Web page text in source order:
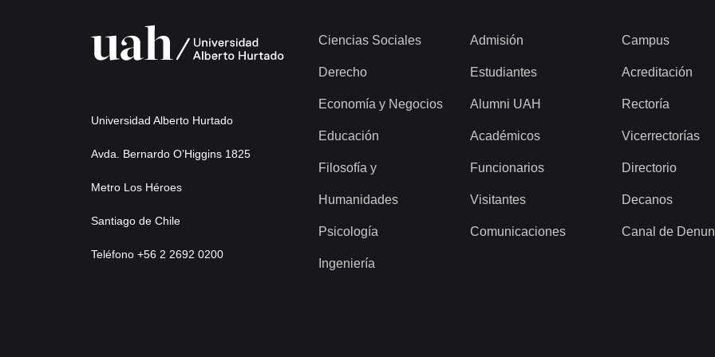
Universidad Alberto Hurtado
Avda. Bernardo O’Higgins 1825
Metro Los Héroes
Santiago de Chile
Teléfono +56 2 2692 0200
Ciencias Sociales
Derecho
Economía y Negocios
Educación
Filosofía y
Humanidades
Psicología
Ingeniería
Admisión
Estudiantes
Alumni UAH
Académicos
Funcionarios
Visitantes
Comunicaciones
Campus
Acreditación
Rectoría
Vicerrectorías
Directorio
Decanos
Canal de